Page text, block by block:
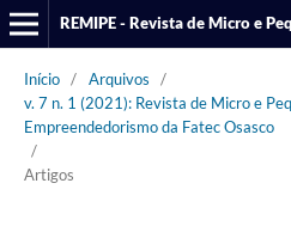
Início / Arquivos
/
v. 7 n. 1 (2021): Revista de Micro e
Empreendedorismo da Fatec Osasco
/
Artigos